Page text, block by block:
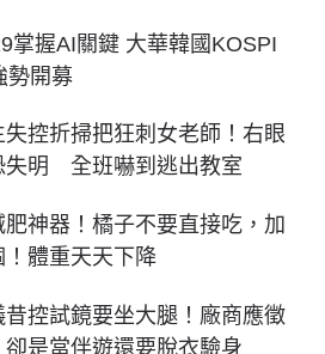
掌握AI關鍵 大華韓國KOSPI
勢開募
失控折掃把狂刺女老師！右眼
失明 全班嚇到逃出教室
肥神器！橘子不要直接吃，加
！體重天天下降
昔控試鏡要坐大腿！廠商應徵
是當伴遊還要脫衣驗身